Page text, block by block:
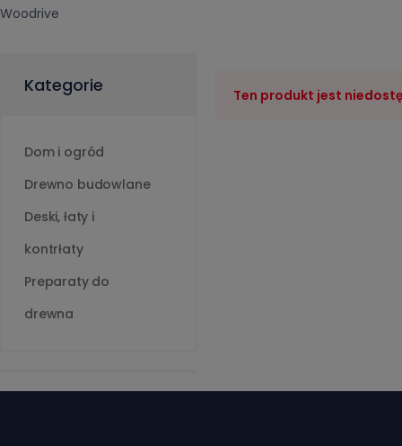
Woodrive
Kategorie
Dom i ogród
Drewno budowlane
Deski, łaty i
kontrłaty
Preparaty do
drewna
Ten produkt jest